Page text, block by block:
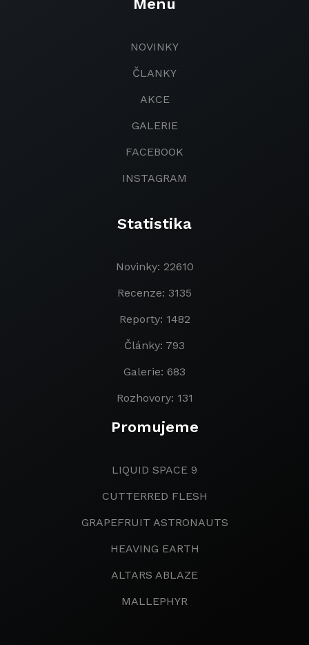
Menu
NOVINKY
ČLANKY
AKCE
GALERIE
FACEBOOK
INSTAGRAM
Statistika
Novinky: 22610
Recenze: 3135
Reporty: 1482
Články: 793
Galerie: 683
Rozhovory: 131
Promujeme
LIQUID SPACE 9
CUTTERRED FLESH
GRAPEFRUIT ASTRONAUTS
HEAVING EARTH
ALTARS ABLAZE
MALLEPHYR